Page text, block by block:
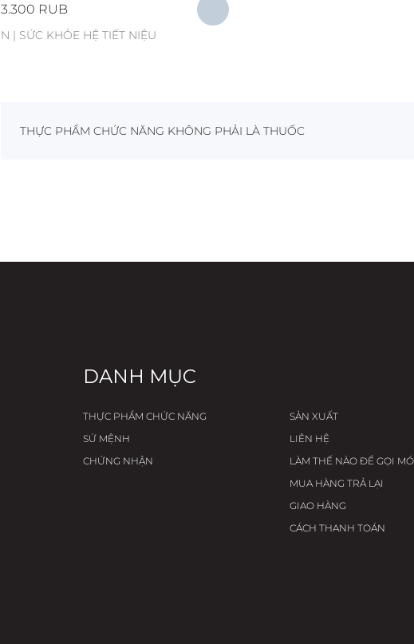
3.300 RUB
N | SỨC KHỎE HỆ TIẾT NIỆU
THỰC PHẨM CHỨC NĂNG KHÔNG PHẢI LÀ THUỐC
DANH MỤC
THỰC PHẨM CHỨC NĂNG
SỨ MỆNH
CHỨNG NHẬN
SẢN XUẤT
LIÊN HỆ
LÀM THẾ NÀO ĐỂ GỌI
MUA HÀNG TRẢ LẠI
GIAO HÀNG
CÁCH THANH TOÁN